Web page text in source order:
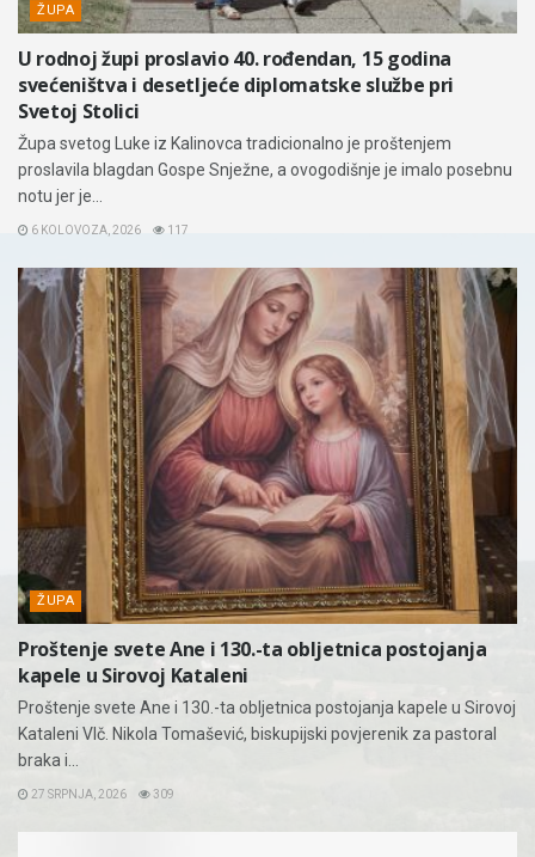
ŽUPA
U rodnoj župi proslavio 40. rođendan, 15 godina
svećeništva i desetljeće diplomatske službe pri
Svetoj Stolici
Župa svetog Luke iz Kalinovca tradicionalno je proštenjem
proslavila blagdan Gospe Snježne, a ovogodišnje je imalo posebnu
notu jer je...
6 KOLOVOZA, 2026 117
ŽUPA
Proštenje svete Ane i 130.-ta obljetnica postojanja
kapele u Sirovoj Kataleni
Proštenje svete Ane i 130.-ta obljetnica postojanja kapele u Sirovoj
Kataleni Vlč. Nikola Tomašević, biskupijski povjerenik za pastoral
braka i...
27 SRPNJA, 2026 309